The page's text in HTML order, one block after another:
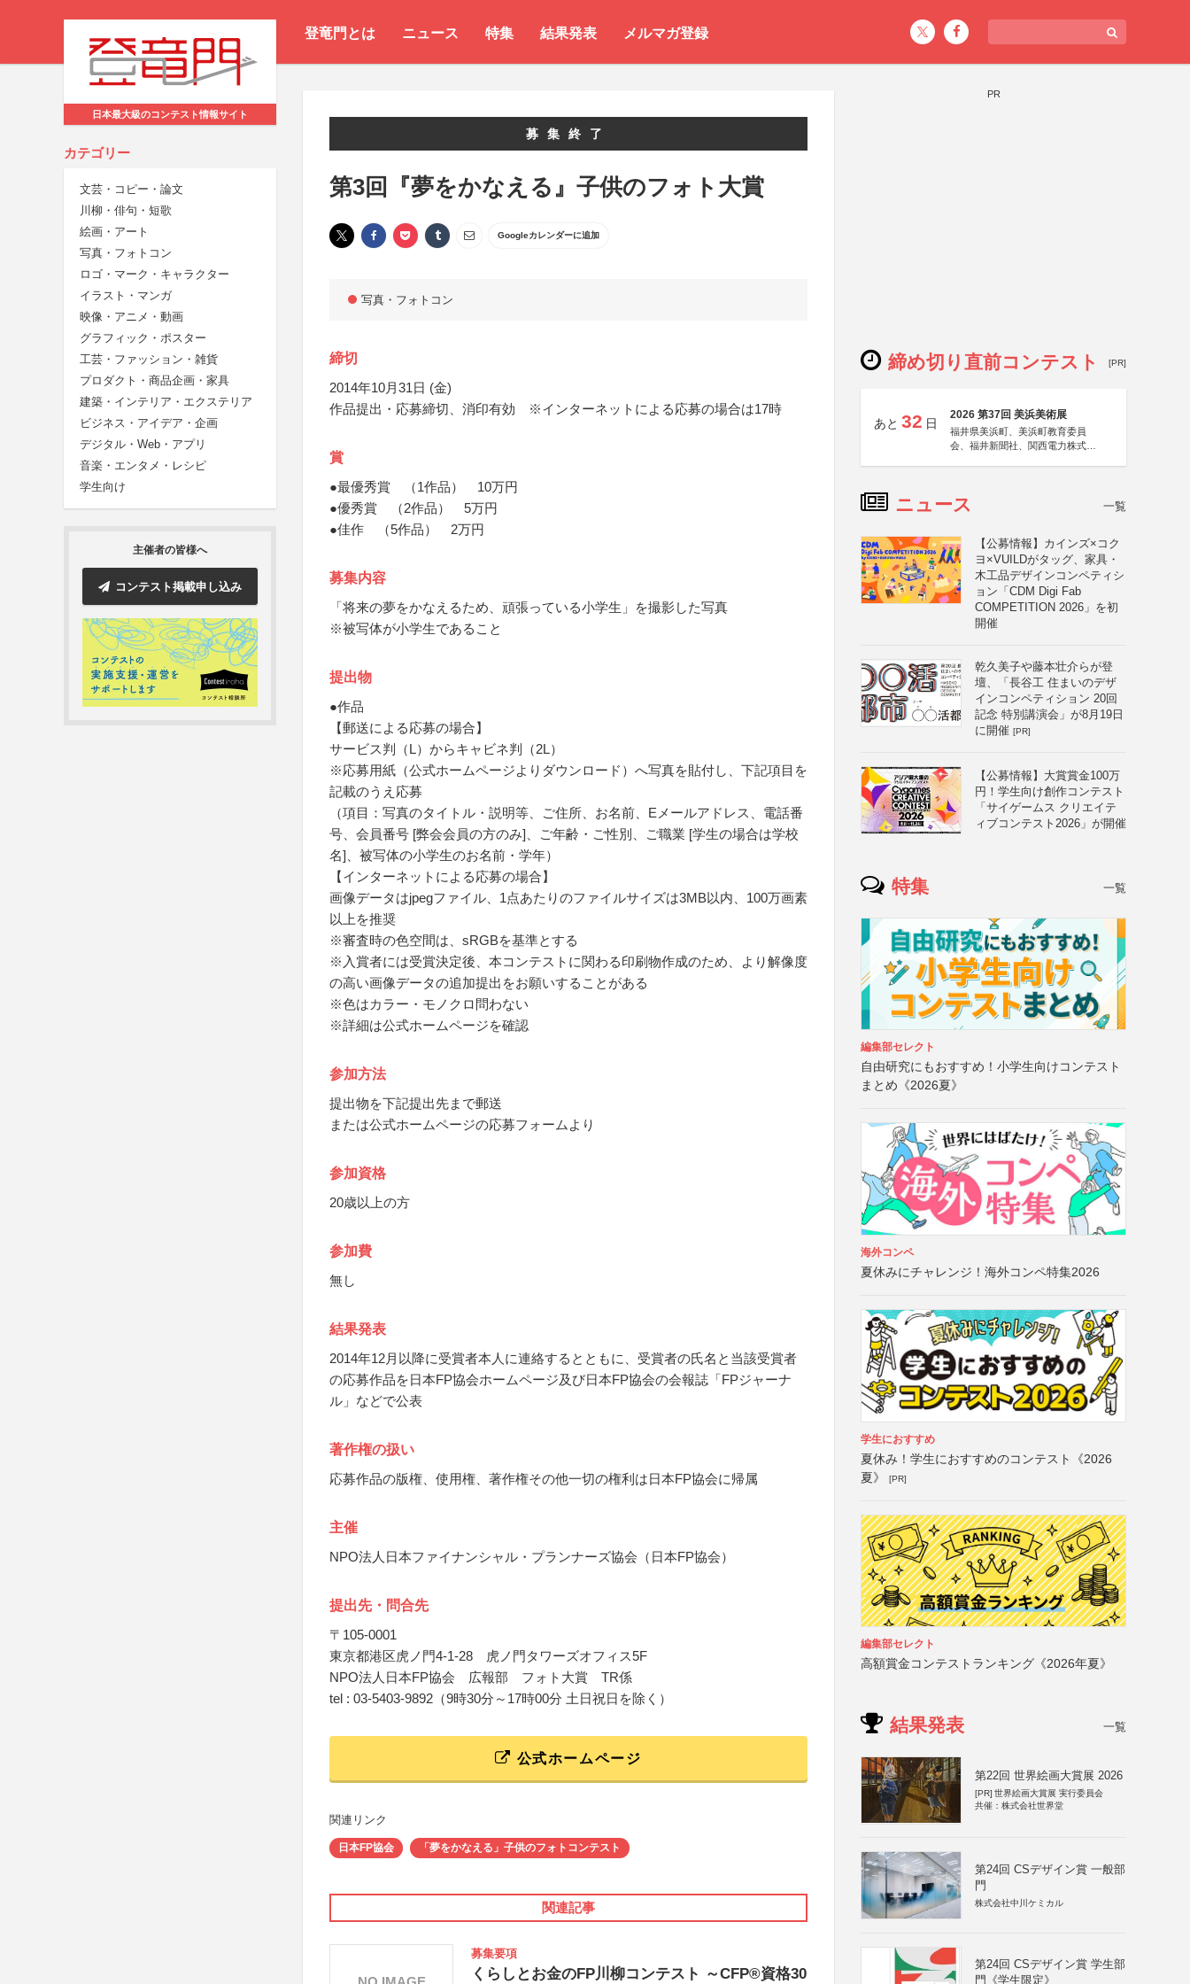
登竜門とは ニュース 特集 結果発表 メルマガ登録
日本最大級のコンテスト情報サイト
カテゴリー
文芸・コピー・論文
川柳・俳句・短歌
絵画・アート
写真・フォトコン
ロゴ・マーク・キャラクター
イラスト・マンガ
映像・アニメ・動画
グラフィック・ポスター
工芸・ファッション・雑貨
プロダクト・商品企画・家具
建築・インテリア・エクステリア
ビジネス・アイデア・企画
デジタル・Web・アプリ
音楽・エンタメ・レシピ
学生向け
主催者の皆様へ
コンテスト掲載申し込み
募集終了
第3回『夢をかなえる』子供のフォト大賞
Googleカレンダーに追加
写真・フォトコン
締切
2014年10月31日 (金)
作品提出・応募締切、消印有効 ※インターネットによる応募の場合は17時
賞
●最優秀賞 （1作品） 10万円
●優秀賞 （2作品） 5万円
●佳作 （5作品） 2万円
募集内容
「将来の夢をかなえるため、頑張っている小学生」を撮影した写真
※被写体が小学生であること
提出物
●作品
【郵送による応募の場合】
サービス判（L）からキャビネ判（2L）
※応募用紙（公式ホームページよりダウンロード）へ写真を貼付し、下記項目を
記載のうえ応募
（項目：写真のタイトル・説明等、ご住所、お名前、Eメールアドレス、電話番
号、会員番号 [弊会会員の方のみ]、ご年齢・ご性別、ご職業 [学生の場合は学校
名]、被写体の小学生のお名前・学年）
【インターネットによる応募の場合】
画像データはjpegファイル、1点あたりのファイルサイズは3MB以内、100万画素
以上を推奨
※審査時の色空間は、sRGBを基準とする
※入賞者には受賞決定後、本コンテストに関わる印刷物作成のため、より解像度
の高い画像データの追加提出をお願いすることがある
※色はカラー・モノクロ問わない
※詳細は公式ホームページを確認
参加方法
提出物を下記提出先まで郵送
または公式ホームページの応募フォームより
参加資格
20歳以上の方
参加費
無し
結果発表
2014年12月以降に受賞者本人に連絡するとともに、受賞者の氏名と当該受賞者
の応募作品を日本FP協会ホームページ及び日本FP協会の会報誌「FPジャーナ
ル」などで公表
著作権の扱い
応募作品の版権、使用権、著作権その他一切の権利は日本FP協会に帰属
主催
NPO法人日本ファイナンシャル・プランナーズ協会（日本FP協会）
提出先・問合先
〒105-0001
東京都港区虎ノ門4-1-28 虎ノ門タワーズオフィス5F
NPO法人日本FP協会 広報部 フォト大賞 TR係
tel : 03-5403-9892（9時30分～17時00分 土日祝日を除く）
公式ホームページ
関連リンク
日本FP協会 「夢をかなえる」子供のフォトコンテスト
関連記事
募集要項
くらしとお金のFP川柳コンテスト ～CFP®資格30
PR
締め切り直前コンテスト [PR]
あと 32 日
2026 第37回 美浜美術展
福井県美浜町、美浜町教育委員
会、福井新聞社、関西電力株式会
ニュース 一覧
【公募情報】カインズ×コク
ヨ×VUILDがタッグ、家具・
木工品デザインコンペティシ
ョン「CDM Digi Fab
COMPETITION 2026」を初
開催
乾久美子や藤本壮介らが登
壇、「長谷工 住まいのデザ
インコンペティション 20回
記念 特別講演会」が8月19日
に開催 [PR]
【公募情報】大賞賞金100万
円！学生向け創作コンテスト
「サイゲームス クリエイテ
ィブコンテスト2026」が開催
特集 一覧
編集部セレクト
自由研究にもおすすめ！小学生向けコンテスト
まとめ《2026夏》
海外コンペ
夏休みにチャレンジ！海外コンペ特集2026
学生におすすめ
夏休み！学生におすすめのコンテスト《2026
夏》
[PR]
編集部セレクト
高額賞金コンテストランキング《2026年夏》
結果発表 一覧
第22回 世界絵画大賞展 2026
[PR] 世界絵画大賞展 実行委員会
共催：株式会社世界堂
第24回 CSデザイン賞 一般部
門
株式会社中川ケミカル
第24回 CSデザイン賞 学生部
門《学生限定》